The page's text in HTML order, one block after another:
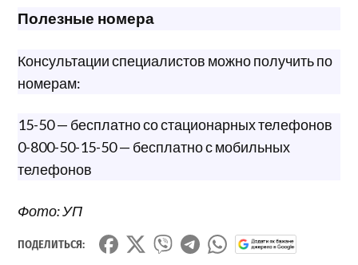
Полезные номера
Консультации специалистов можно получить по
номерам:
15-50 — бесплатно со стационарных телефонов
0-800-50-15-50 — бесплатно с мобильных
телефонов
Фото: УП
ПОДЕЛИТЬСЯ: